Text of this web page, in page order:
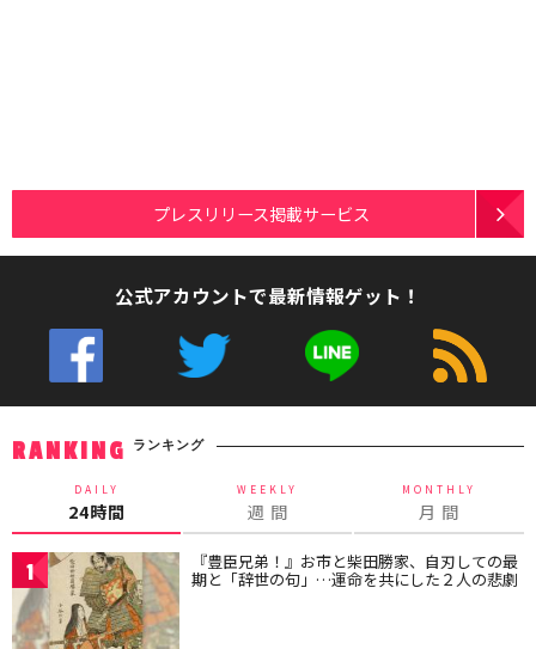
プレスリリース掲載サービス
公式アカウントで最新情報ゲット！
RANKING ランキング
DAILY
24時間
WEEKLY
週 間
MONTHLY
月 間
1 『豊臣兄弟！』お市と柴田勝家、自刃しての最
期と「辞世の句」…運命を共にした２人の悲劇